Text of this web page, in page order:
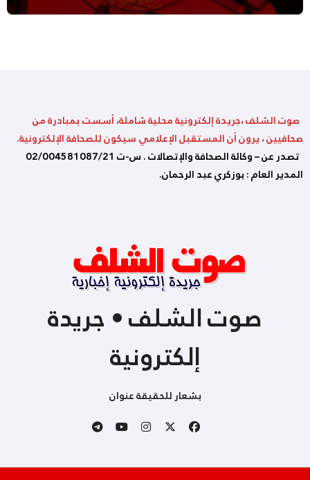
صوت الشلف ،جريدة إلكترونية محلية شاملة، أسست بمبادرة من
صحافيين ، يرون أن المستقبل الإعلامي سيكون للصحافة الإلكترونية.
تصدر عن – وكالة الصحافة والإتصالات . س-ت 02/004581087/21
المدير العام : بوزكري عبد الرحمان.
صوت الشلف • جريدة
إلكترونية
بشعار للحقيقة عنوان